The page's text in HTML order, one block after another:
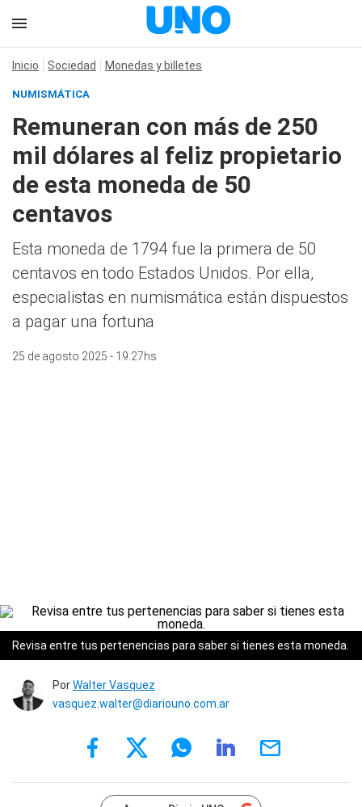
Inicio Sociedad Monedas y billetes
NUMISMÁTICA
Remuneran con más de 250
mil dólares al feliz propietario
de esta moneda de 50
centavos
Esta moneda de 1794 fue la primera de 50
centavos en todo Estados Unidos. Por ella,
especialistas en numismática están dispuestos
a pagar una fortuna
25 de agosto 2025 - 19:27hs
Revisa entre tus pertenencias para saber si tienes esta moneda.
PorWalter Vasquez
vasquez.walter@diariouno.com.ar